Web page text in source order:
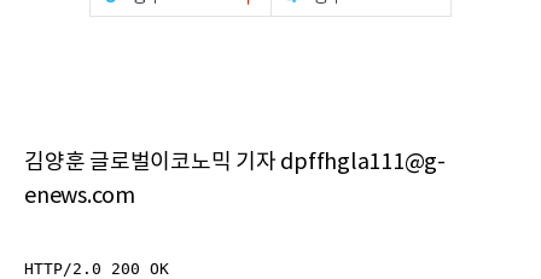
김양훈 글로벌이코노믹 기자 dpffhgla111@g-
enews.com